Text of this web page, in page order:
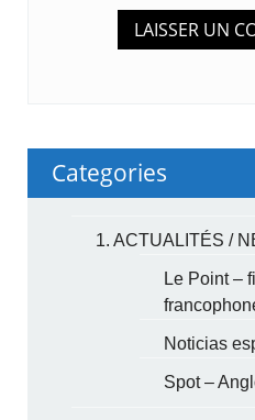
Categories
1. ACTUALITÉS /
Le Point –
Noticias
Spot –